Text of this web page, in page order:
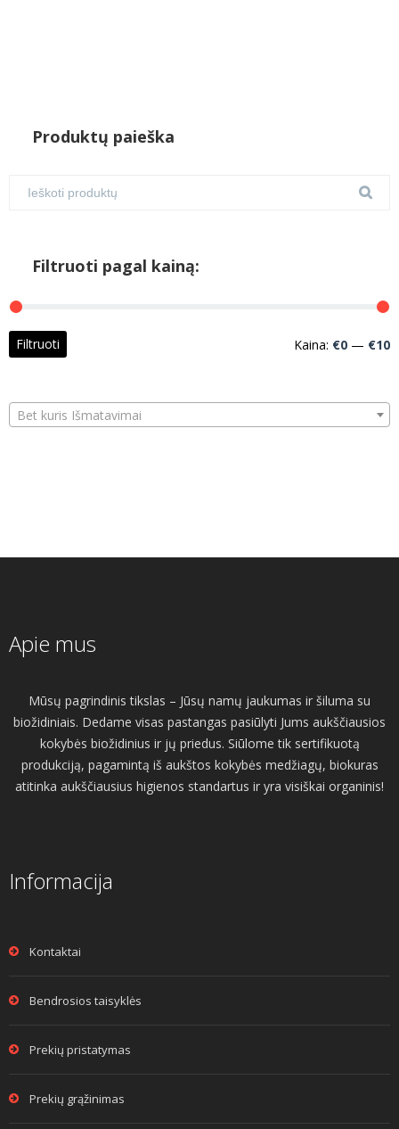
Produktų paieška
Filtruoti pagal kainą:
Filtruoti Kaina: €0 — €10
Bet kuris Išmatavimai
Apie mus
Mūsų pagrindinis tikslas – Jūsų namų jaukumas ir šiluma su
biožidiniais. Dedame visas pastangas pasiūlyti Jums aukščiausios
kokybės biožidinius ir jų priedus. Siūlome tik sertifikuotą
produkciją, pagamintą iš aukštos kokybės medžiagų, biokuras
atitinka aukščiausius higienos standartus ir yra visiškai organinis!
Informacija
Kontaktai
Bendrosios taisyklės
Prekių pristatymas
Prekių grąžinimas